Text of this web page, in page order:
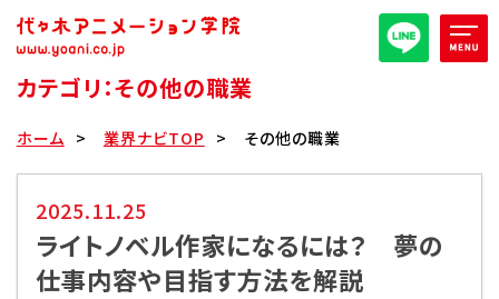
パンフレット取り寄せ
全日・夜間・通信 高等部
カテゴリ：その他の職業
ホーム 業界ナビTOP その他の職業
2025.11.25
ライトノベル作家になるには？ 夢の
仕事内容や目指す方法を解説